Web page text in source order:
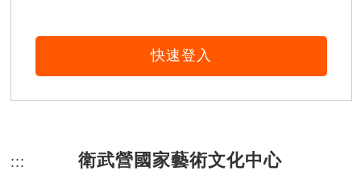
快速登入
::: 頁尾網站資訊。
衛武營國家藝術文化中心